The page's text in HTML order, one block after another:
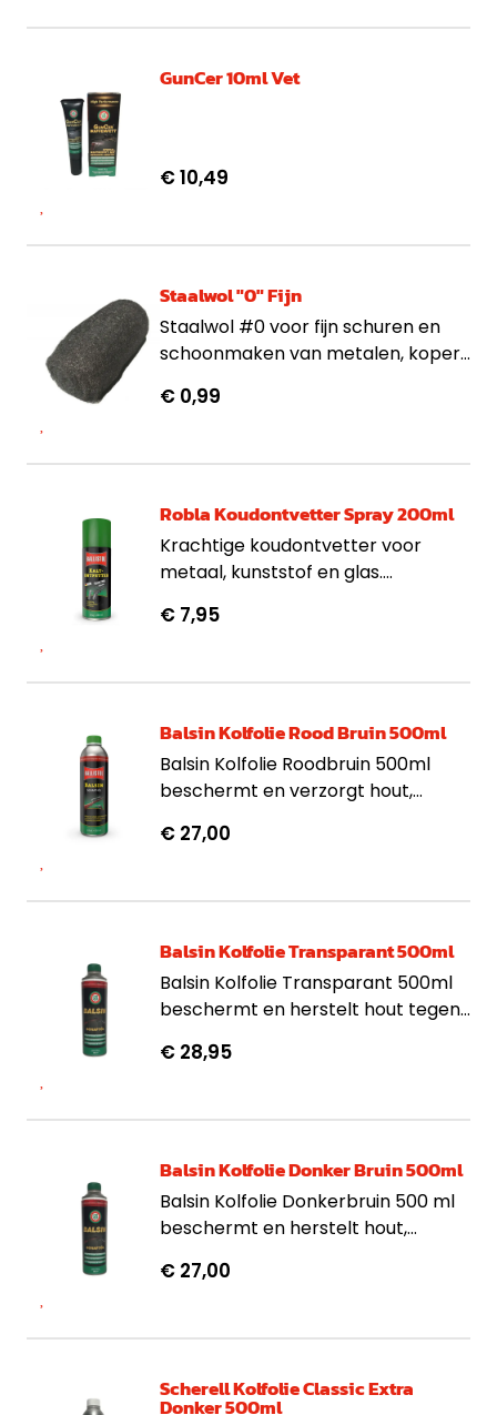
GunCer 10ml Vet
€ 10,49
Staalwol "0" Fijn
Staalwol #0 voor fijn schuren en
schoonmaken van metalen, koper
noodvuur en
€ 0,99
Robla Koudontvetter Spray 200ml
Krachtige koudontvetter voor
metaal, kunststof en glas.
Zuinig en milieuvriendelijk.
€ 7,95
Balsin Kolfolie Rood Bruin 500ml
Balsin Kolfolie Roodbruin 500ml
beschermt en verzorgt hout,
warme kleur aan geweerkolven en
€ 27,00
Balsin Kolfolie Transparant 500ml
Balsin Kolfolie Transparant 500ml
beschermt en herstelt hout tegen
natuurlijke kleur en glans.
€ 28,95
Balsin Kolfolie Donker Bruin 500ml
Balsin Kolfolie Donkerbruin 500 ml
beschermt en herstelt hout,
waterafstotend. Ideaal voor
€ 27,00
Scherell Kolfolie Classic Extra
Donker 500ml